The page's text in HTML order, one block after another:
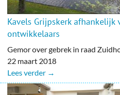
Kavels Grijpskerk afhankelijk
ontwikkelaars
Gemor over gebrek in raad
22 maart 2018
Lees verder →